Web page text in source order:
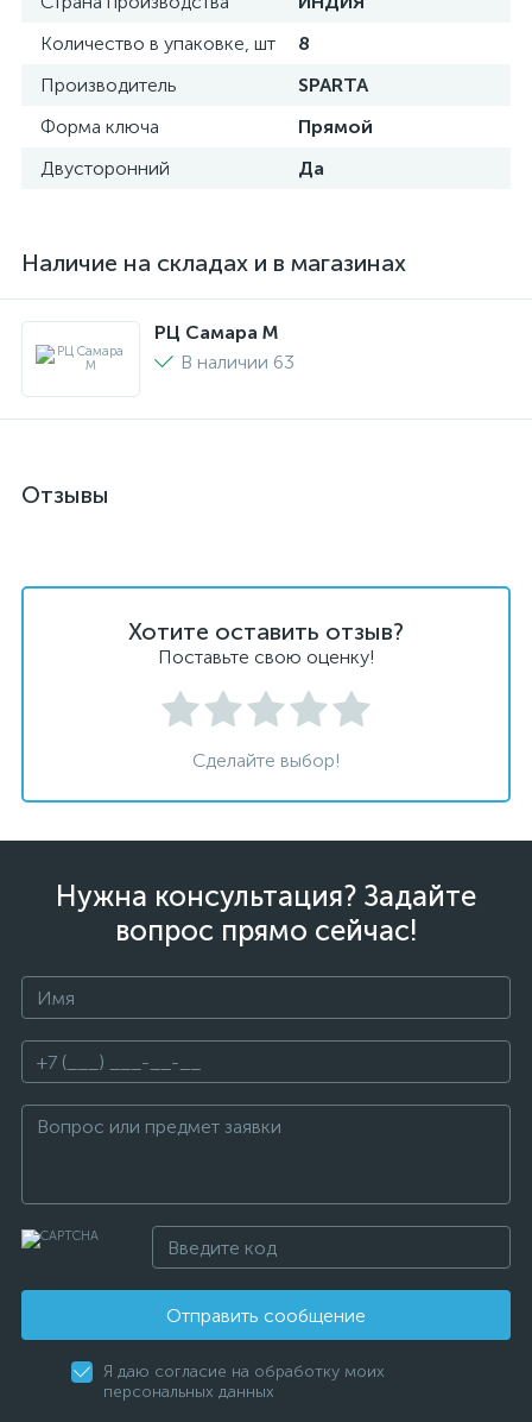
Количество в упаковке, шт
8
Производитель
SPARTA
Форма ключа
Прямой
Двусторонний
Да
Наличие на складах и в магазинах
РЦ Самара M
В наличии 63
Отзывы
Хотите оставить отзыв?
Поставьте свою оценку!
Сделайте выбор!
Нужна консультация? Задайте
вопрос прямо сейчас!
Отправить сообщение
Я даю согласие на обработку моих
персональных данных